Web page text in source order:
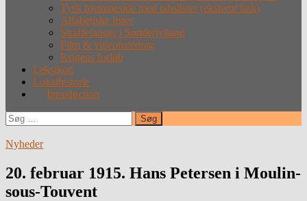
Tysk hjemmeside med tabslister (eksternt link)
Alfabetiske lister
Straffefanger i Sønderjylland
Film & videoforedrag
Krigens forløb
Leksikon
Lokalhistorie
Introduction
Søg
efter:
Nyheder
20. februar 1915. Hans Petersen i Moulin-
sous-Touvent